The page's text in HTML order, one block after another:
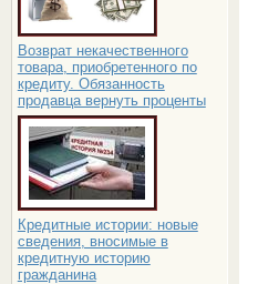
Возврат некачественного
товара, приобретенного по
кредиту. Обязанность
продавца вернуть проценты
Кредитные истории: новые
сведения, вносимые в
кредитную историю
гражданина